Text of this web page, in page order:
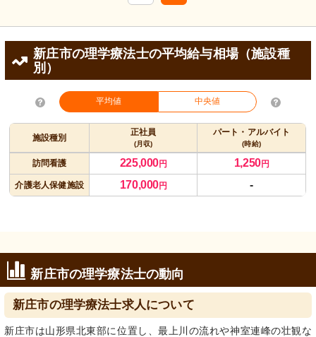
新庄市の理学療法士の平均給与相場（施設種
別）
平均値 中央値
施設種別
正社員
(月収)
パート・アルバイト
(時給)
訪問看護 225,000円 1,250円
介護老人保健施設 170,000円 -
新庄市の理学療法士の動向
新庄市の理学療法士求人について
新庄市は山形県北東部に位置し、最上川の流れや神室連峰の壮観な